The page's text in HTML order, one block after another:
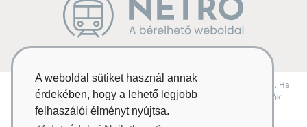
A weboldal sütiket használ annak
érdekében, hogy a lehető legjobb
felhaszálói élményt nyújtsa.
Ezt a honlapot a “NETRO - a bérelhető weboldal” rendszere hajtja meg. Ha
tetszik, akkor neked is lehet egy ilyen weblapod... További információk:
netro.hu